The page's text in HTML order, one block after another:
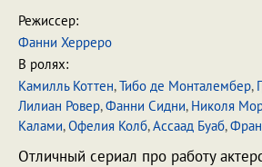
Режиссер:
Фанни Херреро
В ролях:
Камилль Коттен,Тибо де Монталембер,
Лилиан Ровер,Фанни Сидни, Николя
Калами,Офелия Колб,Ассаад Буаб,
Отличный сериал про работу